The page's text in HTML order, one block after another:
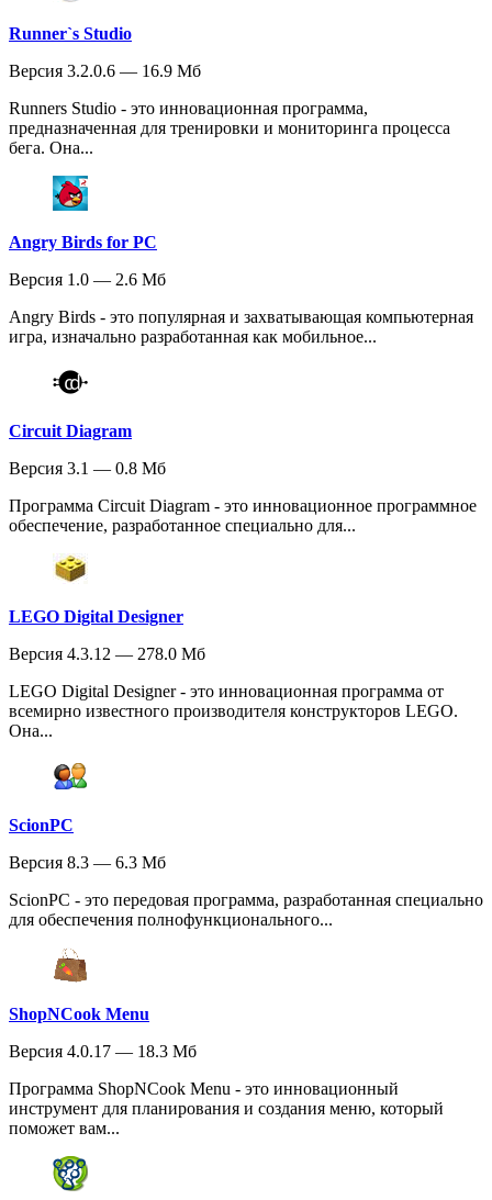
Runner`s Studio
Версия 3.2.0.6 — 16.9 Мб
Runners Studio - это инновационная программа,
предназначенная для тренировки и мониторинга процесса
бега. Она...
Angry Birds for PC
Версия 1.0 — 2.6 Мб
Angry Birds - это популярная и захватывающая компьютерная
игра, изначально разработанная как мобильное...
Circuit Diagram
Версия 3.1 — 0.8 Мб
Программа Circuit Diagram - это инновационное программное
обеспечение, разработанное специально для...
LEGO Digital Designer
Версия 4.3.12 — 278.0 Мб
LEGO Digital Designer - это инновационная программа от
всемирно известного производителя конструкторов LEGO.
Она...
ScionPC
Версия 8.3 — 6.3 Мб
ScionPC - это передовая программа, разработанная специально
для обеспечения полнофункционального...
ShopNCook Menu
Версия 4.0.17 — 18.3 Мб
Программа ShopNCook Menu - это инновационный
инструмент для планирования и создания меню, который
поможет вам...